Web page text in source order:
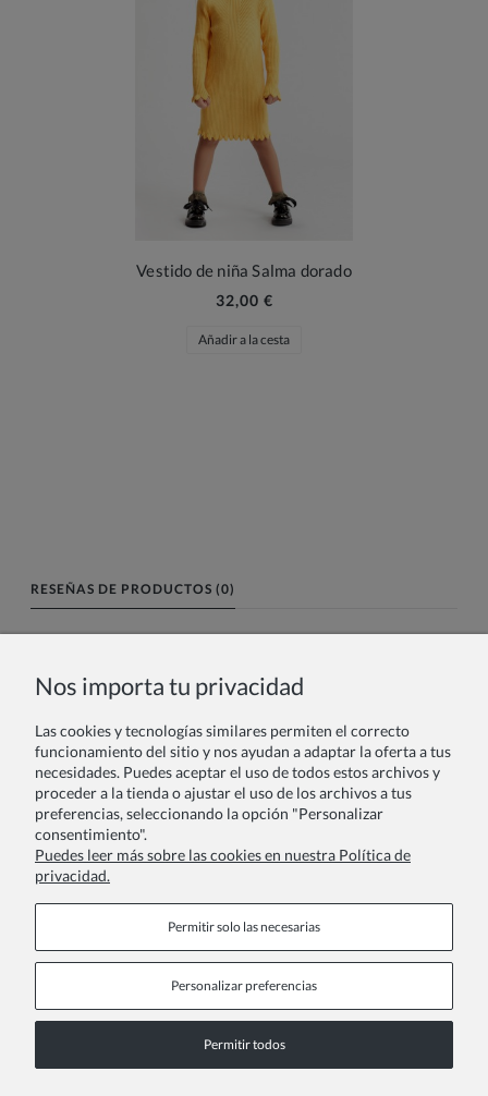
Vestido de niña Salma dorado
32,00 €
Añadir a la cesta
RESEÑAS DE PRODUCTOS (0)
Tu reseña:
Páginas de información
Nos importa tu privacidad
Las cookies y tecnologías similares permiten el correcto
funcionamiento del sitio y nos ayudan a adaptar la oferta a tus
necesidades. Puedes aceptar el uso de todos estos archivos y
proceder a la tienda o ajustar el uso de los archivos a tus
preferencias, seleccionando la opción "Personalizar
consentimiento".
Puedes leer más sobre las cookies en nuestra Política de
privacidad.
Permitir solo las necesarias
Personalizar preferencias
Permitir todos